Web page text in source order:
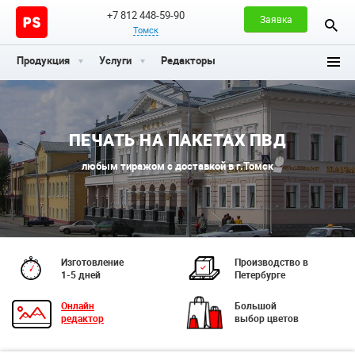
+7 812 448-59-90
Томск
Заявка
Продукция Услуги Редакторы
ПЕЧАТЬ НА ПАКЕТАХ ПВД
любым тиражом с доставкой в г.Томск
Изготовление
1-5 дней
Производство в
Петербурге
Онлайн
редактор
Большой
выбор цветов